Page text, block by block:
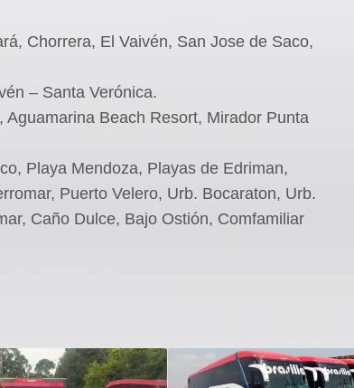
Chorrera, El Vaivén, San Jose de Saco,
– Santa Verónica.
Beach Resort, Mirador Punta
Playa Mendoza, Playas de Edriman,
Puerto Velero, Urb. Bocaraton, Urb.
Caño Dulce, Bajo Ostión, Comfamiliar